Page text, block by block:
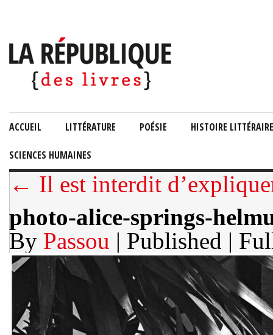
ACCUEIL LITTÉRATURE POÉSIE HISTOIRE LITTÉRAIRE
SCIENCES HUMAINES
← Il est interdit
photo-alice-springs-
By Passou | Published |